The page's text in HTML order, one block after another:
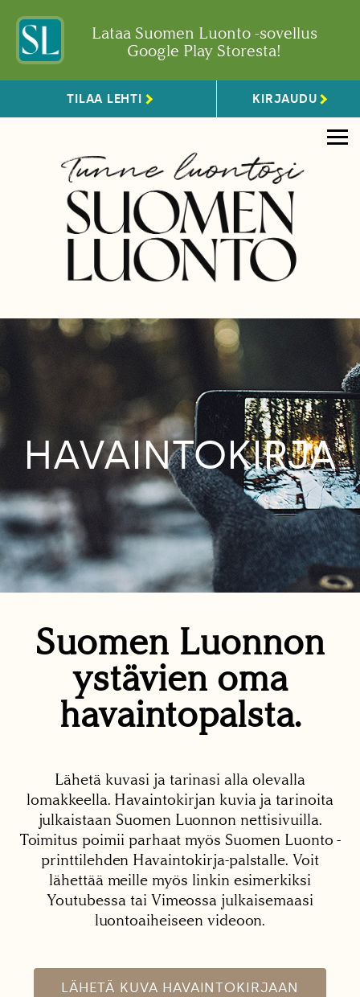
Lataa Suomen Luonto -sovellus
Google Play Storesta!
TILAA LEHTI KIRJAUDU
HAVAINTOKIRJA
Suomen Luonnon
ystävien oma
havaintopalsta.
Lähetä kuvasi ja tarinasi alla olevalla
lomakkeella. Havaintokirjan kuvia ja tarinoita
julkaistaan Suomen Luonnon nettisivuilla.
Toimitus poimii parhaat myös Suomen Luonto -
printtilehden Havaintokirja-palstalle. Voit
lähettää meille myös linkin esimerkiksi
Youtubessa tai Vimeossa julkaisemaasi
luontoaiheiseen videoon.
LÄHETÄ KUVA HAVAINTOKIRJAAN